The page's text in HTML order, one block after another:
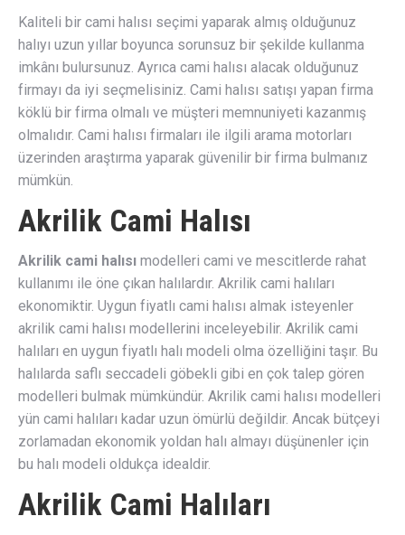
Kaliteli bir cami halısı seçimi yaparak almış olduğunuz
halıyı uzun yıllar boyunca sorunsuz bir şekilde kullanma
imkânı bulursunuz. Ayrıca cami halısı alacak olduğunuz
firmayı da iyi seçmelisiniz. Cami halısı satışı yapan firma
köklü bir firma olmalı ve müşteri memnuniyeti kazanmış
olmalıdır. Cami halısı firmaları ile ilgili arama motorları
üzerinden araştırma yaparak güvenilir bir firma bulmanız
mümkün.
Akrilik Cami Halısı
Akrilik cami halısı modelleri cami ve mescitlerde rahat
kullanımı ile öne çıkan halılardır. Akrilik cami halıları
ekonomiktir. Uygun fiyatlı cami halısı almak isteyenler
akrilik cami halısı modellerini inceleyebilir. Akrilik cami
halıları en uygun fiyatlı halı modeli olma özelliğini taşır. Bu
halılarda saflı seccadeli göbekli gibi en çok talep gören
modelleri bulmak mümkündür. Akrilik cami halısı modelleri
yün cami halıları kadar uzun ömürlü değildir. Ancak bütçeyi
zorlamadan ekonomik yoldan halı almayı düşünenler için
bu halı modeli oldukça idealdir.
Akrilik Cami Halıları